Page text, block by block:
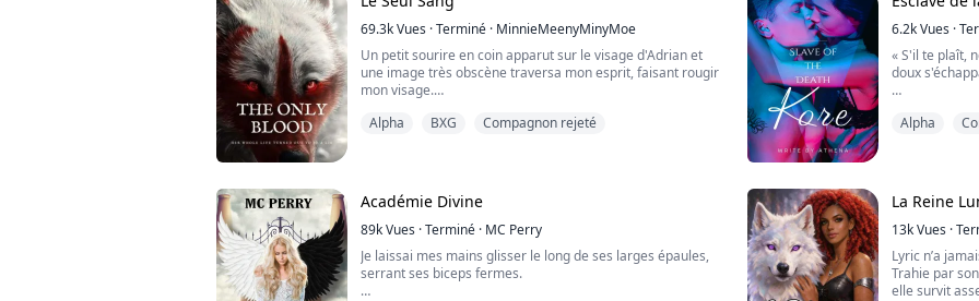
69.3kVues ·Terminé · MinnieMeenyMinyMoe
Un petit sourire en coin apparut sur le visage d'Adrian et
une image très obscène traversa mon esprit, faisant rougir
mon visage.
Oh Déesse...
se déroulait dans ma tête. Je ne savais pas pour Aiden et
Logan, mais Adrian pouvait sûrement sentir mon excitation
d'où il était.
Je vou...
Alpha BXG Compagnon rejeté
6.2kVues ·
« S'il te plaît,
doux
magnifiques
« Je suis une
je. Hadès
« Je te briserai...
Alpha
Académie Divine
89kVues ·Terminé · MC Perry
Je laissai mes mains glisser le long de ses larges épaules,
serrant ses biceps fermes.
La Reine
13kVues ·
Lyric n’a
Trahie par
elle survit